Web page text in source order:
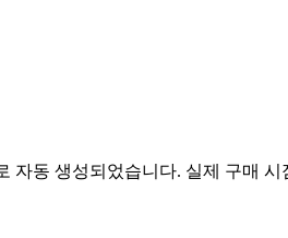
자동 생성되었습니다. 실제 구매